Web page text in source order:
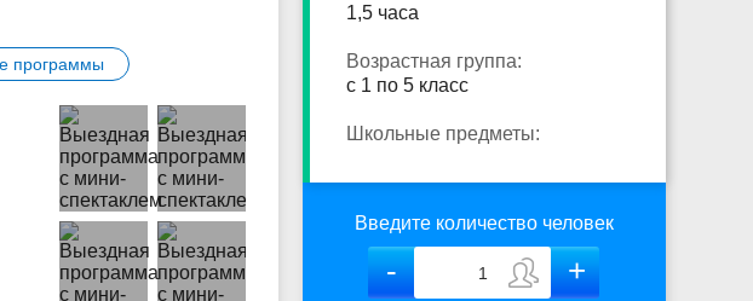
программы
1,5 часа
Возрастная группа:
с 1 по 5 класс
Школьные предметы:
Введите количество человек